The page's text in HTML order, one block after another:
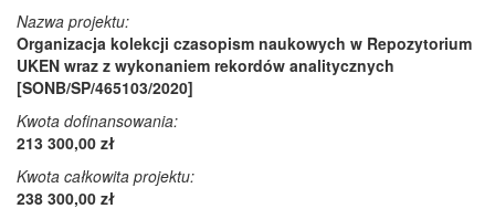
Nazwa projektu:
Organizacja kolekcji czasopism naukowych w Repozytorium
UKEN wraz z wykonaniem rekordów analitycznych
[SONB/SP/465103/2020]
Kwota dofinansowania:
213 300,00 zł
Kwota całkowita projektu:
238 300,00 zł